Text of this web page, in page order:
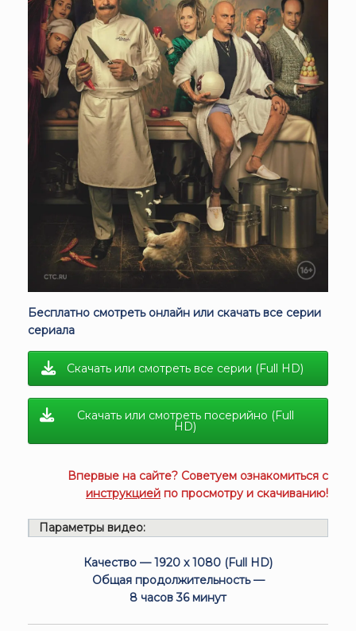
Бесплатно смотреть онлайн или скачать все серии
сериала
Скачать или смотреть все серии (Full HD)
Скачать или смотреть посерийно (Full
HD)
Впервые на сайте? Советуем ознакомиться с
инструкцией по просмотру и скачиванию!
Параметры видео:
Качество — 1920 x 1080 (Full HD)
Общая продолжительность —
8 часов 36 минут